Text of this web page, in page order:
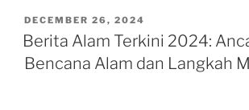
POSTED
ON
DECEMBER 26, 2024
Berita Alam Terkini 2024:
Bencana Alam dan Langkah